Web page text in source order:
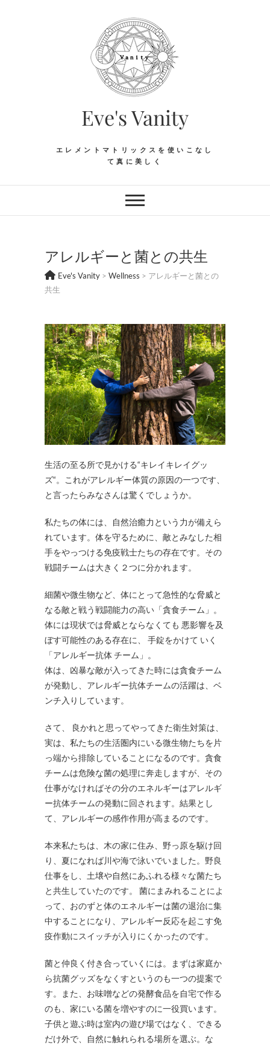
Eve's Vanity
エレメントマトリックスを使いこなし
て真に美しく
アレルギーと菌との共生
Eve's Vanity > Wellness > アレルギーと菌との
共生
生活の至る所で見かける“キレイキレイグッ
ズ“。これがアレルギー体質の原因の一つです、
と言ったらみなさんは驚くでしょうか。
私たちの体には、自然治癒力という力が備えら
れています。体を守るために、敵とみなした相
手をやっつける免疫戦士たちの存在です。その
戦闘チームは大きく２つに分かれます。
細菌や微生物など、体にとって急性的な脅威と
なる敵と戦う戦闘能力の高い「貪食チーム」。
体には現状では脅威とならなくても 悪影響を及
ぼす可能性のある存在に、 手錠をかけて いく
「アレルギー抗体 チーム」。
体は、凶暴な敵が入ってきた時には貪食チーム
が発動し、アレルギー抗体チームの活躍は、ベ
ンチ入りしています。
さて、 良かれと思ってやってきた衛生対策は、
実は、私たちの生活圏内にいる微生物たちを片
っ端から排除していることになるのです。貪食
チームは危険な菌の処理に奔走しますが、その
仕事がなければその分のエネルギーはアレルギ
ー抗体チームの発動に回されます。結果とし
て、アレルギーの感作作用が高まるのです。
本来私たちは、木の家に住み、野っ原を駆け回
り、夏になれば川や海で泳いでいました。野良
仕事をし、土壌や自然にあふれる様々な菌たち
と共生していたのです。 菌にまみれることによ
って、おのずと体のエネルギーは菌の退治に集
中することになり、アレルギー反応を起こす免
疫作動にスイッチが入りにくかったのです。
菌と仲良く付き合っていくには。まずは家庭か
ら抗菌グッズをなくすというのも一つの提案で
す。また、お味噌などの発酵食品を自宅で作る
のも、家にいる菌を増やすのに一役買います。
子供と遊ぶ時は室内の遊び場ではなく、できる
だけ外で、自然に触れられる場所を選ぶ。な